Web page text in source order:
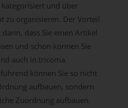
und über
zu organisieren. Der Vorteil
darin, dass Sie einen Artikel
und schon können Sie
auch in tricoma
können Sie so nicht
aufbauen, sondern
Zuordnung aufbauen.